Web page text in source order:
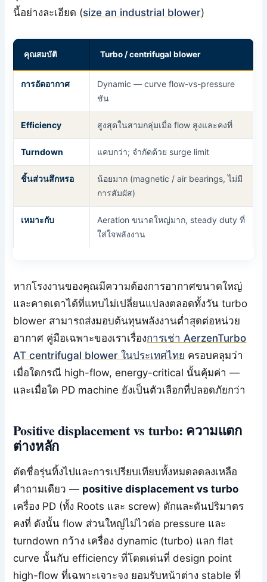
นี้อย่างละเอียด (size an industrial blower)
คุณสมบัติ Turbo / centrifugal blower
การอัดอากาศ
Dynamic — curve flow-vs-pressure
ชัน
Efficiency สูงสุดในสามกลุ่มเมื่อ flow สูงและคงที่
Turndown แคบกว่า; จำกัดด้วย surge limit
ชิ้นส่วนสึกหรอ
น้อยมาก (magnetic / air bearings, ไม่มี
การสัมผัส)
เหมาะกับ
Aeration ขนาดใหญ่มาก, steady duty ที่
ใส่ใจพลังงาน
หากโรงงานของคุณมีความต้องการอากาศขนาดใหญ่
และคาดเดาได้ที่แทบไม่เปลี่ยนแปลงตลอดทั้งวัน turbo
blower สามารถส่งมอบต้นทุนพลังงานต่ำสุดต่อหน่วย
อากาศ คู่มือเฉพาะของเราเรื่องการเช่า AerzenTurbo
AT centrifugal blower ในประเทศไทย ครอบคลุมว่า
เมื่อใดกรณี high-flow, energy-critical นั้นคุ้มค่า —
และเมื่อใด PD machine ยังเป็นตัวเลือกที่ปลอดภัยกว่า
Positive displacement vs turbo: ความแตก
ต่างหลัก
ตัดชื่อรุ่นทิ้งไปและการเปรียบเทียบทั้งหมดลดลงเหลือ
คำถามเดียว — positive displacement vs turbo
เครื่อง PD (ทั้ง Roots และ screw) ดักและดันปริมาตร
คงที่ ดังนั้น flow ส่วนใหญ่ไม่ไวต่อ pressure และ
turndown กว้าง เครื่อง dynamic (turbo) แลก flat
curve นั้นกับ efficiency ที่โดดเด่นที่ design point
high-flow ที่เฉพาะเจาะจง ยอมรับหน้าต่าง stable ที่